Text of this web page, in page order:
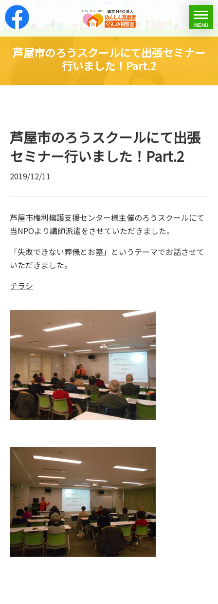
はんしん高齢者くら
toggle
menu
MENU
芦屋市のろうスクールにて出張セミナー
行いました！Part.2
芦屋市のろうスクールにて出張
セミナー行いました！Part.2
2019/12/11
芦屋市権利擁護支援センター様主催のろうスクールにて
当NPOより講師派遣をさせていただきました。
「失敗できない葬儀とお墓」というテーマでお話させて
いただきました。
チラシ